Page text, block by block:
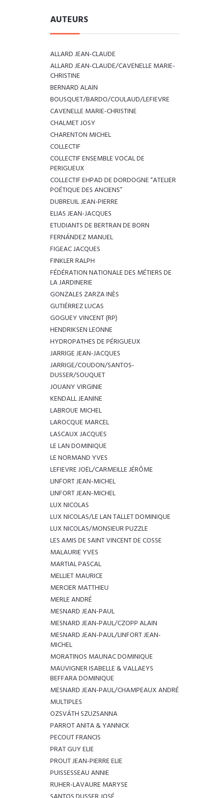
AUTEURS
ALLARD JEAN-CLAUDE
ALLARD JEAN-CLAUDE/CAVENELLE MARIE-
CHRISTINE
BERNARD ALAIN
BOUSQUET/BARDO/COULAUD/LEFIEVRE
CAVENELLE MARIE-CHRISTINE
CHALMET JOSY
CHARENTON MICHEL
COLLECTIF
COLLECTIF ENSEMBLE VOCAL DE
PERIGUEUX
COLLECTIF EHPAD DE DORDOGNE “ATELIER
POÉTIQUE DES ANCIENS”
DUBREUIL JEAN-PIERRE
ELIAS JEAN-JACQUES
ETUDIANTS DE BERTRAN DE BORN
FERNÁNDEZ MANUEL
FIGEAC JACQUES
FINKLER RALPH
FÉDÉRATION NATIONALE DES MÉTIERS DE
LA JARDINERIE
GONZALES ZARZA INÈS
GUTIÉRREZ LUCAS
GOGUEY VINCENT (RP)
HENDRIKSEN LEONNE
HYDROPATHES DE PÉRIGUEUX
JARRIGE JEAN-JACQUES
JARRIGE/COUDON/SANTOS-
DUSSER/SOUQUET
JOUANY VIRGINIE
KENDALL JEANINE
LABROUE MICHEL
LAROCQUE MARCEL
LASCAUX JACQUES
LE LAN DOMINIQUE
LE NORMAND YVES
LEFIEVRE JOËL/CARMEILLE JÉRÔME
LINFORT JEAN-MICHEL
LINFORT JEAN-MICHEL
LUX NICOLAS
LUX NICOLAS/LE LAN TALLET DOMINIQUE
LUX NICOLAS/MONSIEUR PUZZLE
LES AMIS DE SAINT VINCENT DE COSSE
MALAURIE YVES
MARTIAL PASCAL
MELLIET MAURICE
MERCIER MATTHIEU
MERLE ANDRÉ
MESNARD JEAN-PAUL
MESNARD JEAN-PAUL/CZOPP ALAIN
MESNARD JEAN-PAUL/LINFORT JEAN-
MICHEL
MORATINOS MAUNAC DOMINIQUE
MAUVIGNER ISABELLE & VALLAEYS
BEFFARA DOMINIQUE
MESNARD JEAN-PAUL/CHAMPEAUX ANDRÉ
MULTIPLES
OZSVÁTH SZUZSANNA
PARROT ANITA & YANNICK
PECOUT FRANCIS
PRAT GUY ELIE
PROUT JEAN-PIERRE ELIE
PUISSESSEAU ANNIE
RUHER-LAVAURE MARYSE